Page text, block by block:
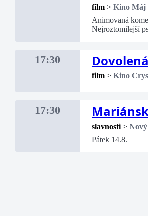
film > Kino Máj
Animovaná
Nejroztomilejší
17:30
film > Kino
17:30
slavnosti >
Pátek 14.8.